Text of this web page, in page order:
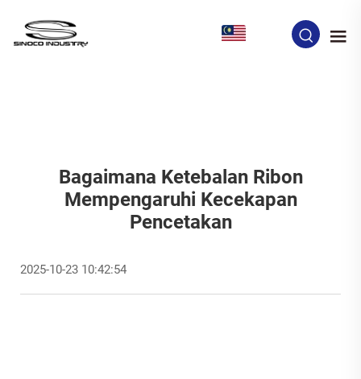
Bagaimana Ketebalan Ribon
Mempengaruhi Kecekapan
Pencetakan
2025-10-23 10:42:54